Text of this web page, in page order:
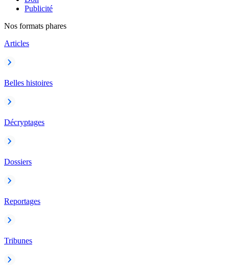
Publicité
Nos formats phares
Articles
Belles histoires
Décryptages
Dossiers
Reportages
Tribunes